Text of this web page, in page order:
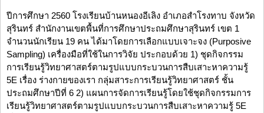
ปีการศึกษา 2560 โรงเรียนบ้านหนองอีเลิง อำเภอสำโรงทาบ จังหวัด
สุรินทร์ สำนักงานเขตพื้นที่การศึกษาประถมศึกษาสุรินทร์ เขต 1
จำนวนนักเรียน 19 คน ได้มาโดยการเลือกแบบเจาะจง (Purposive
Sampling) เครื่องมือที่ใช้ในการวิจัย ประกอบด้วย 1) ชุดกิจกรรม
การเรียนรู้วิทยาศาสตร์ตามรูปแบบกระบวนการสืบเสาะหาความรู้
5E เรื่อง ร่างกายของเรา กลุ่มสาระการเรียนรู้วิทยาศาสตร์ ชั้น
ประถมศึกษาปีที่ 6 2) แผนการจัดการเรียนรู้โดยใช้ชุดกิจกรรมการ
เรียนรู้วิทยาศาสตร์ตามรูปแบบกระบวนการสืบเสาะหาความรู้ 5E